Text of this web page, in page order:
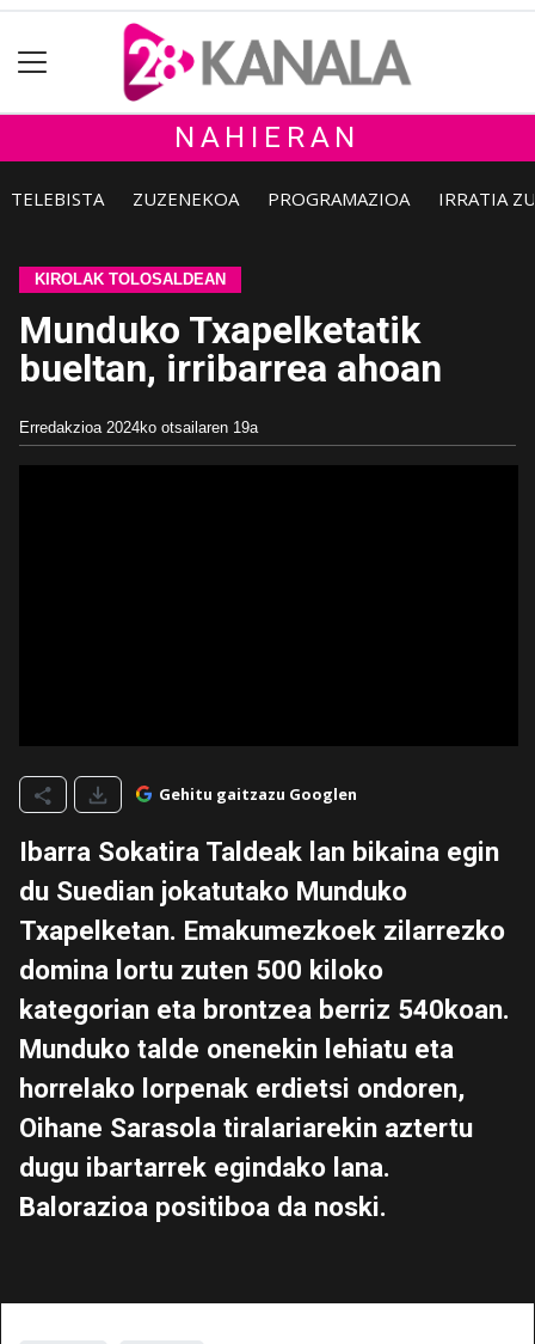
NAHIERAN
TELEBISTA ZUZENEKOA PROGRAMAZIOA IRRATIA
KIROLAK TOLOSALDEAN
Munduko Txapelketatik
bueltan, irribarrea ahoan
Erredakzioa 2024ko otsailaren 19a
Gehitu gaitzazu Googlen
Ibarra Sokatira Taldeak lan bikaina egin
du Suedian jokatutako Munduko
Txapelketan. Emakumezkoek zilarrezko
domina lortu zuten 500 kiloko
kategorian eta brontzea berriz 540koan.
Munduko talde onenekin lehiatu eta
horrelako lorpenak erdietsi ondoren,
Oihane Sarasola tiralariarekin aztertu
dugu ibartarrek egindako lana.
Balorazioa positiboa da noski.